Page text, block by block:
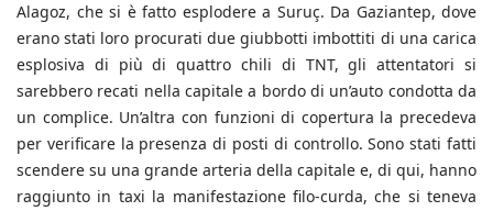
Alagoz, che si è fatto esplodere a Suruç. Da Gaziantep, dove
erano stati loro procurati due giubbotti imbottiti di una carica
esplosiva di più di quattro chili di TNT, gli attentatori si
sarebbero recati nella capitale a bordo di un’auto condotta da
un complice. Un’altra con funzioni di copertura la precedeva
per verificare la presenza di posti di controllo. Sono stati fatti
scendere su una grande arteria della capitale e, di qui, hanno
raggiunto in taxi la manifestazione filo-curda, che si teneva